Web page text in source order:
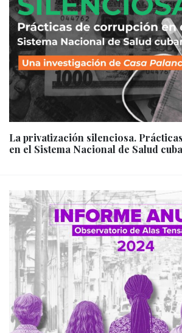
La privatización silenciosa.
en el Sistema Nacional de Salud